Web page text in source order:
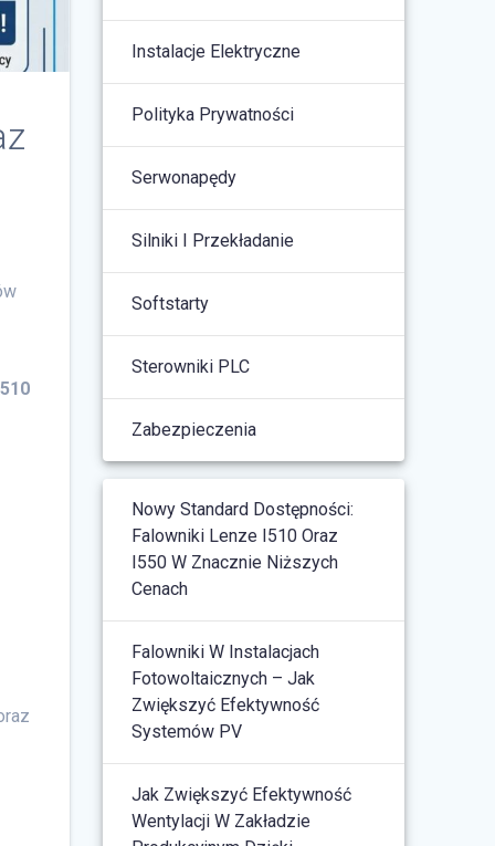
Instalacje Elektryczne
Polityka Prywatności
Serwonapędy
Silniki I Przekładanie
Softstarty
Sterowniki PLC
Zabezpieczenia
Nowy Standard Dostępności:
Falowniki Lenze I510 Oraz
I550 W Znacznie Niższych
Cenach
Falowniki W Instalacjach
Fotowoltaicznych – Jak
Zwiększyć Efektywność
Systemów PV
Jak Zwiększyć Efektywność
Wentylacji W Zakładzie